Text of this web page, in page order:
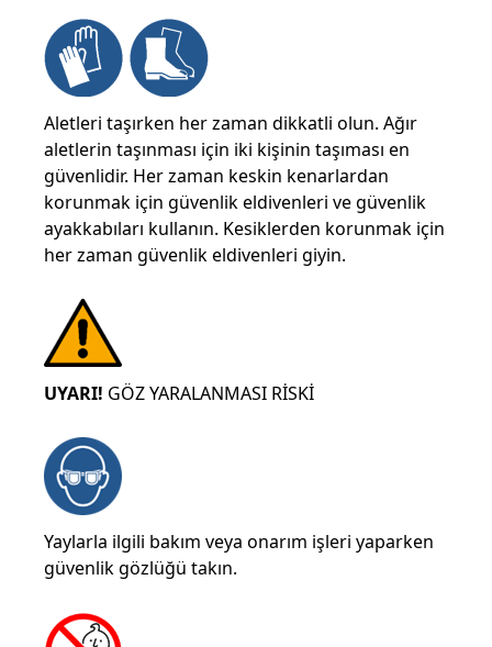
Aletleri taşırken her zaman dikkatli olun. Ağır
aletlerin taşınması için iki kişinin taşıması en
güvenlidir. Her zaman keskin kenarlardan
korunmak için güvenlik eldivenleri ve güvenlik
ayakkabıları kullanın. Kesiklerden korunmak için
her zaman güvenlik eldivenleri giyin.
UYARI! GÖZ YARALANMASI RİSKİ
Yaylarla ilgili bakım veya onarım işleri yaparken
güvenlik gözlüğü takın.